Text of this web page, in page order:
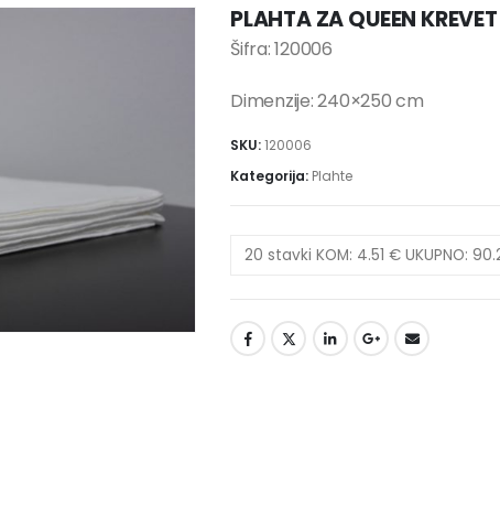
PLAHTA ZA QUEEN
Šifra: 120006
Dimenzije: 240×250 cm
SKU:120006
Kategorija: Plahte